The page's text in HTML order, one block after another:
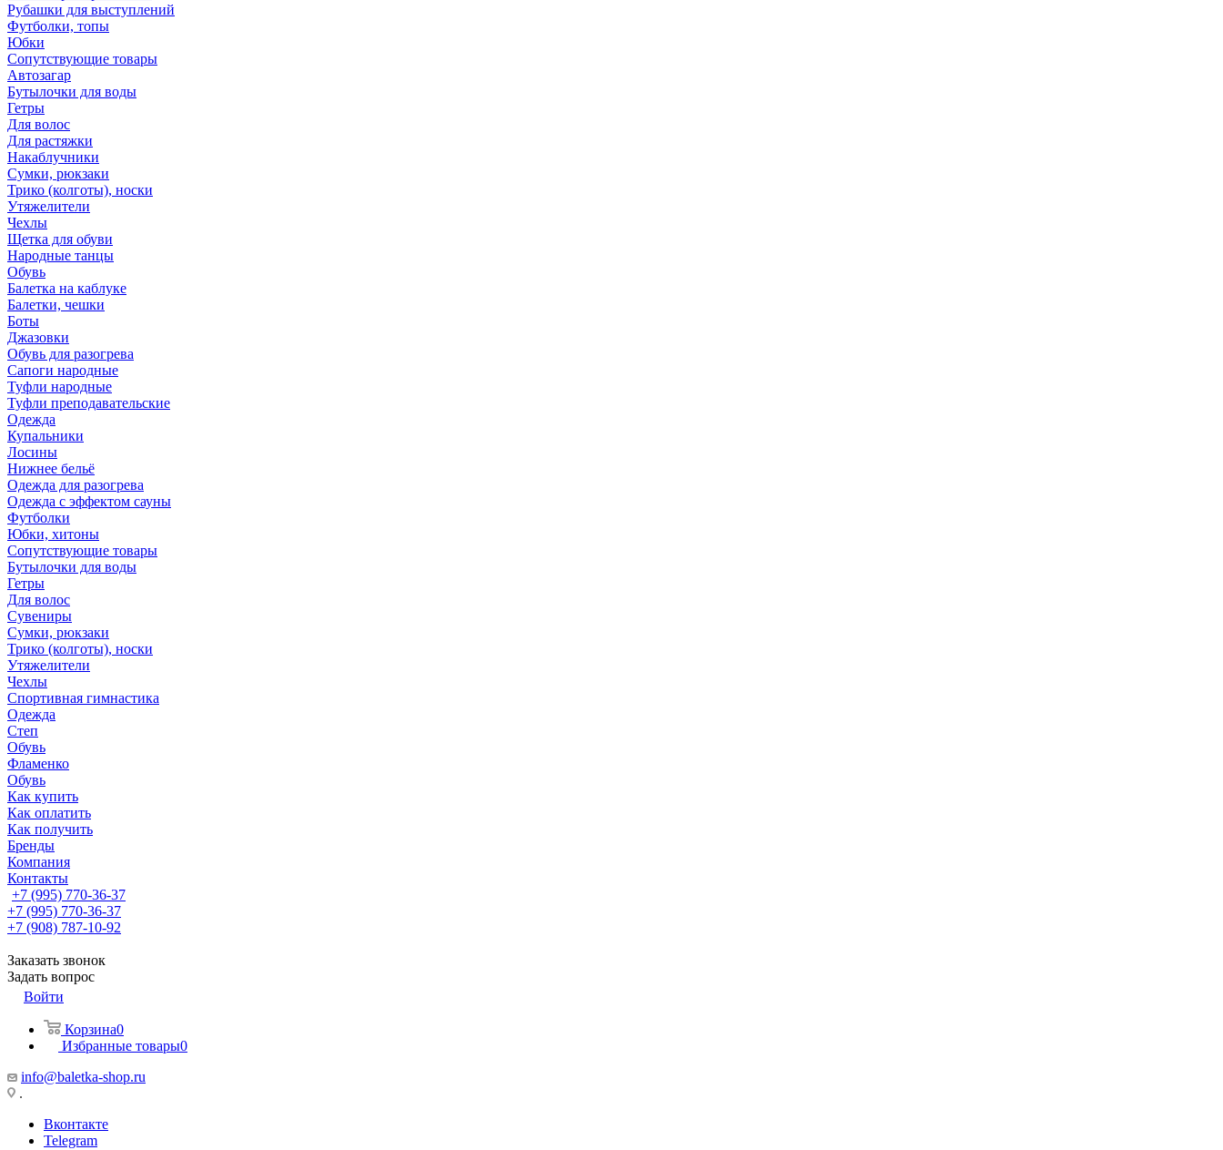
Рубашки для выступлений
Футболки, топы
Юбки
Сопутствующие товары
Автозагар
Бутылочки для воды
Гетры
Для волос
Для растяжки
Накаблучники
Сумки, рюкзаки
Трико (колготы), носки
Утяжелители
Чехлы
Щетка для обуви
Народные танцы
Обувь
Балетка на каблуке
Балетки, чешки
Боты
Джазовки
Обувь для разогрева
Сапоги народные
Туфли народные
Туфли преподавательские
Одежда
Купальники
Лосины
Нижнее бельё
Одежда для разогрева
Одежда с эффектом сауны
Футболки
Юбки, хитоны
Сопутствующие товары
Бутылочки для воды
Гетры
Для волос
Сувениры
Сумки, рюкзаки
Трико (колготы), носки
Утяжелители
Чехлы
Спортивная гимнастика
Одежда
Степ
Обувь
Фламенко
Обувь
Как купить
Как оплатить
Как получить
Бренды
Компания
Контакты
+7 (995) 770-36-37
+7 (995) 770-36-37
+7 (908) 787-10-92
Заказать звонок
Задать вопрос
Войти
Корзина0
Избранные товары0
info@baletka-shop.ru
.
Вконтакте
Telegram